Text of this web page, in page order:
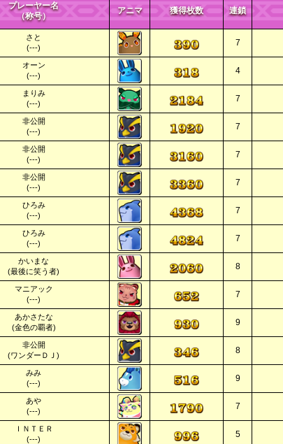
プレーヤー名
（称号）
アニマ 獲得枚数 連鎖
さと
(---)
7
オーン
(---)
4
まりみ
(---)
7
非公開
(---)
7
非公開
(---)
7
非公開
(---)
7
ひろみ
(---)
7
ひろみ
(---)
7
かいまな
(最後に笑う者)
8
マニアック
(---)
7
あかさたな
(金色の覇者)
9
非公開
(ワンダーＤＪ)
8
みみ
(---)
9
あや
(---)
7
ＩＮＴＥＲ
(---)
5